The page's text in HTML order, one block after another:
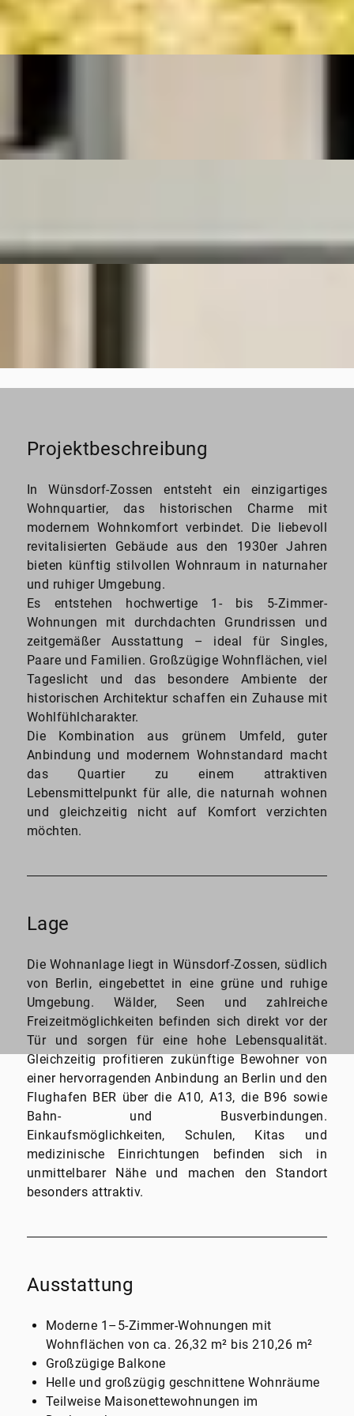
26 - 210 m²
Projektbeschreibung
In Wünsdorf-Zossen entsteht ein einzigartiges
Wohnquartier, das historischen Charme mit
modernem Wohnkomfort verbindet. Die liebevoll
revitalisierten Gebäude aus den 1930er Jahren
bieten künftig stilvollen Wohnraum in naturnaher
und ruhiger Umgebung.
Es entstehen hochwertige 1- bis 5-Zimmer-
Wohnungen mit durchdachten Grundrissen und
zeitgemäßer Ausstattung – ideal für Singles,
Paare und Familien. Großzügige Wohnflächen, viel
Tageslicht und das besondere Ambiente der
historischen Architektur schaffen ein Zuhause mit
Wohlfühlcharakter.
Die Kombination aus grünem Umfeld, guter
Anbindung und modernem Wohnstandard macht
das Quartier zu einem attraktiven
Lebensmittelpunkt für alle, die naturnah wohnen
und gleichzeitig nicht auf Komfort verzichten
möchten.
Lage
Die Wohnanlage liegt in Wünsdorf-Zossen, südlich
von Berlin, eingebettet in eine grüne und ruhige
Umgebung. Wälder, Seen und zahlreiche
Freizeitmöglichkeiten befinden sich direkt vor der
Tür und sorgen für eine hohe Lebensqualität.
Gleichzeitig profitieren zukünftige Bewohner von
einer hervorragenden Anbindung an Berlin und den
Flughafen BER über die A10, A13, die B96 sowie
Bahn- und Busverbindungen.
Einkaufsmöglichkeiten, Schulen, Kitas und
medizinische Einrichtungen befinden sich in
unmittelbarer Nähe und machen den Standort
besonders attraktiv.
Ausstattung
Moderne 1–5-Zimmer-Wohnungen mit
Wohnflächen von ca. 26,32 m² bis 210,26 m²
Großzügige Balkone
Helle und großzügig geschnittene Wohnräume
Teilweise Maisonettewohnungen im